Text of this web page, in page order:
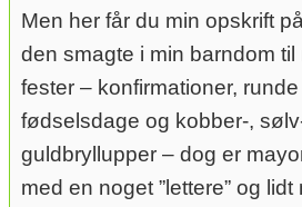
Men her får du min opskrift
den smagte i min barndom til
fester – konfirmationer,
fødselsdage og kobber-,
guldbryllupper – dog er
med en noget ”lettere” og